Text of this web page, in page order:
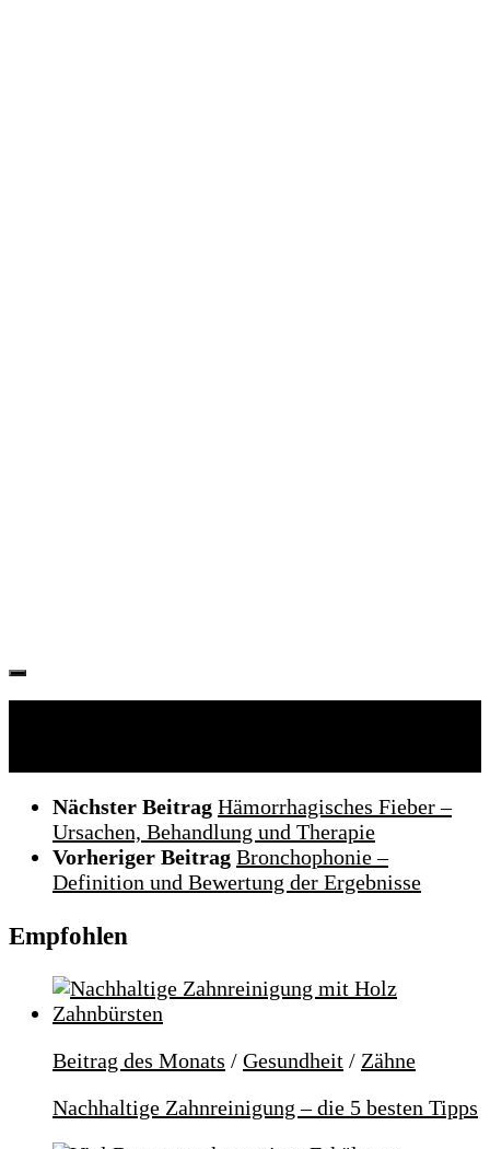
Nächster Beitrag Hämorrhagisches Fieber –
Ursachen, Behandlung und Therapie
Vorheriger Beitrag Bronchophonie –
Definition und Bewertung der Ergebnisse
Empfohlen
Beitrag des Monats / Gesundheit / Zähne
Nachhaltige Zahnreinigung – die 5 besten Tipps